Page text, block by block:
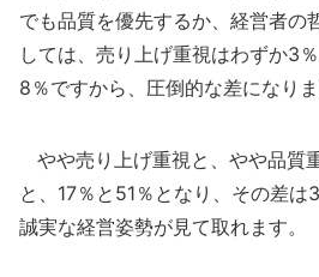
でも品質を優先するか、経営者の
しては、売り上げ重視はわずか3
8％ですから、圧倒的な差になりま
やや売り上げ重視と、やや品質
と、17％と51％となり、その差
誠実な経営姿勢が見て取れます。